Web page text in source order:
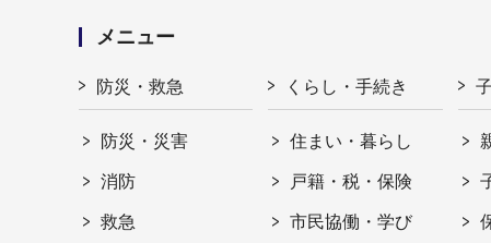
メニュー
防災・救急
防災・災害
消防
救急
くらし・手続き
住まい・暮らし
戸籍・税・保険
市民協働・学び